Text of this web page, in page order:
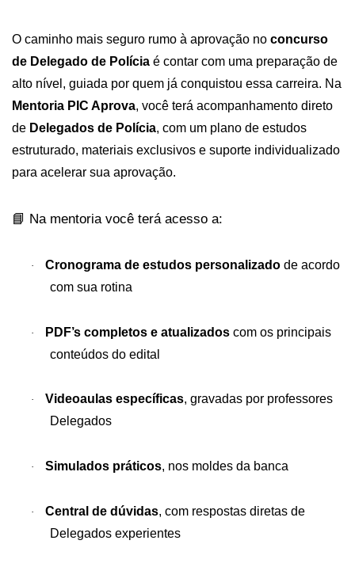
O caminho mais seguro rumo à aprovação no concurso
de Delegado de Polícia é contar com uma preparação de
alto nível, guiada por quem já conquistou essa carreira. Na
Mentoria PIC Aprova, você terá acompanhamento direto
de Delegados de Polícia, com um plano de estudos
estruturado, materiais exclusivos e suporte individualizado
para acelerar sua aprovação.
📘 Na mentoria você terá acesso a:
· Cronograma de estudos personalizado de acordo
com sua rotina
· PDF’s completos e atualizados com os principais
conteúdos do edital
· Videoaulas específicas, gravadas por professores
Delegados
· Simulados práticos, nos moldes da banca
· Central de dúvidas, com respostas diretas de
Delegados experientes